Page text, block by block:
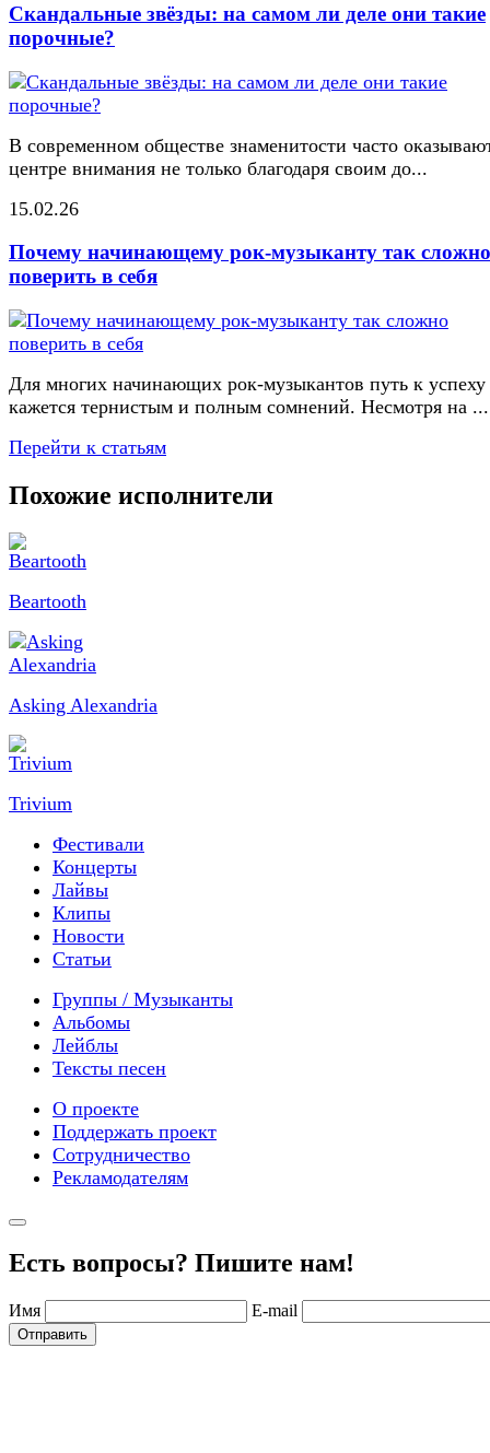
Скандальные звёзды: на самом ли деле они такие
порочные?
В современном обществе знаменитости часто
центре внимания не только благодаря своим до...
15.02.26
Почему начинающему рок-музыканту так сложно
поверить в себя
Для многих начинающих рок-музыкантов путь к успеху
кажется тернистым и полным сомнений. Несмотря на ...
Перейти к статьям
Похожие исполнители
Beartooth
Asking Alexandria
Trivium
Фестивали
Концерты
Лайвы
Клипы
Новости
Статьи
Группы / Музыканты
Альбомы
Лейблы
Тексты песен
О проекте
Поддержать проект
Сотрудничество
Рекламодателям
Есть вопросы? Пишите нам!
Имя E-mail